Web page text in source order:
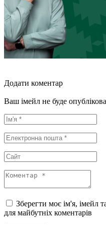
Додати коментар
Ваш імейл не буде
Зберегти моє ім'я, імейл
для майбутніх коментарів